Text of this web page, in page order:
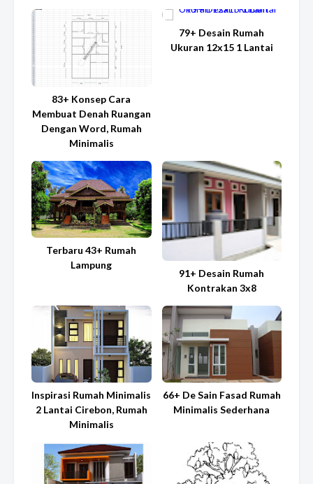
83+ Konsep Cara
Membuat Denah Ruangan
Dengan Word, Rumah
Minimalis
79+ Desain Rumah
Ukuran 12x15 1 Lantai
Terbaru 43+ Rumah
Lampung
91+ Desain Rumah
Kontrakan 3x8
Inspirasi Rumah Minimalis
2 Lantai Cirebon, Rumah
Minimalis
66+ De Sain Fasad Rumah
Minimalis Sederhana